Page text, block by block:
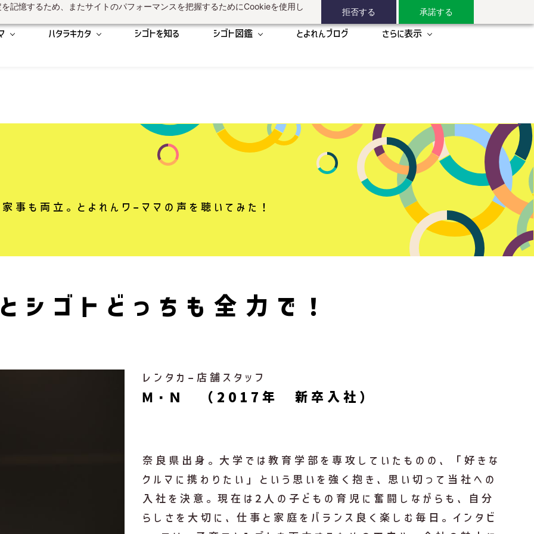
記憶するため、またサイトのパフォーマンスを把握するためにCookieを使用し 拒否する 承諾する
ハタラキカタ シゴトを知る シゴト図鑑 とよれんブログ さらに表示
も両立。とよれんワーママの声を聴いてみた！
シゴトどっちも全力で！
レンタカー店舗スタッフ
Ｍ・Ｎ （2017年 新卒入社）
奈良県出身。大学では教育学部を専攻していたものの、「好きな
クルマに携わりたい」という思いを強く抱き、思い切って当社への
入社を決意。現在は2人の子どもの育児に奮闘しながらも、自分
らしさを大切に、仕事と家庭をバランス良く楽しむ毎日。インタビ